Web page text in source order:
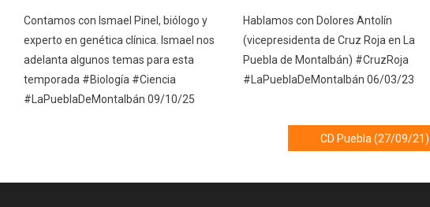
Contamos con Ismael Pinel, biólogo y
experto en genética clínica. Ismael nos
adelanta algunos temas para esta
temporada #Biología #Ciencia
#LaPueblaDeMontalbán 09/10/25
Hablamos con Dolores Antolín
(vicepresidenta de Cruz Roja en La
Puebla de Montalbán) #CruzRoja
#LaPueblaDeMontalbán 06/03/23
CD Puebla (27/09/21)